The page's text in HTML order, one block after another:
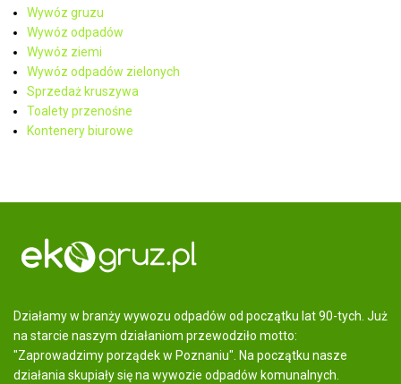
Wywóz gruzu
Wywóz odpadów
Wywóz ziemi
Wywóz odpadów zielonych
Sprzedaż kruszywa
Toalety przenośne
Kontenery biurowe
Działamy w branży wywozu odpadów od początku lat 90-tych. Już
na starcie naszym działaniom przewodziło motto:
"Zaprowadzimy porządek w Poznaniu". Na początku nasze
działania skupiały się na wywozie odpadów komunalnych.